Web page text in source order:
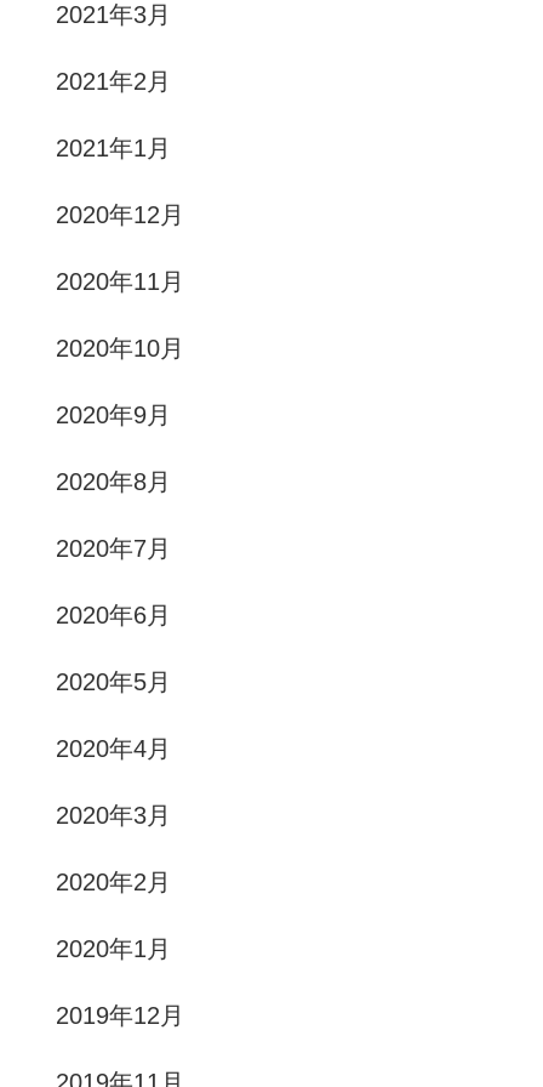
2021年3月
2021年2月
2021年1月
2020年12月
2020年11月
2020年10月
2020年9月
2020年8月
2020年7月
2020年6月
2020年5月
2020年4月
2020年3月
2020年2月
2020年1月
2019年12月